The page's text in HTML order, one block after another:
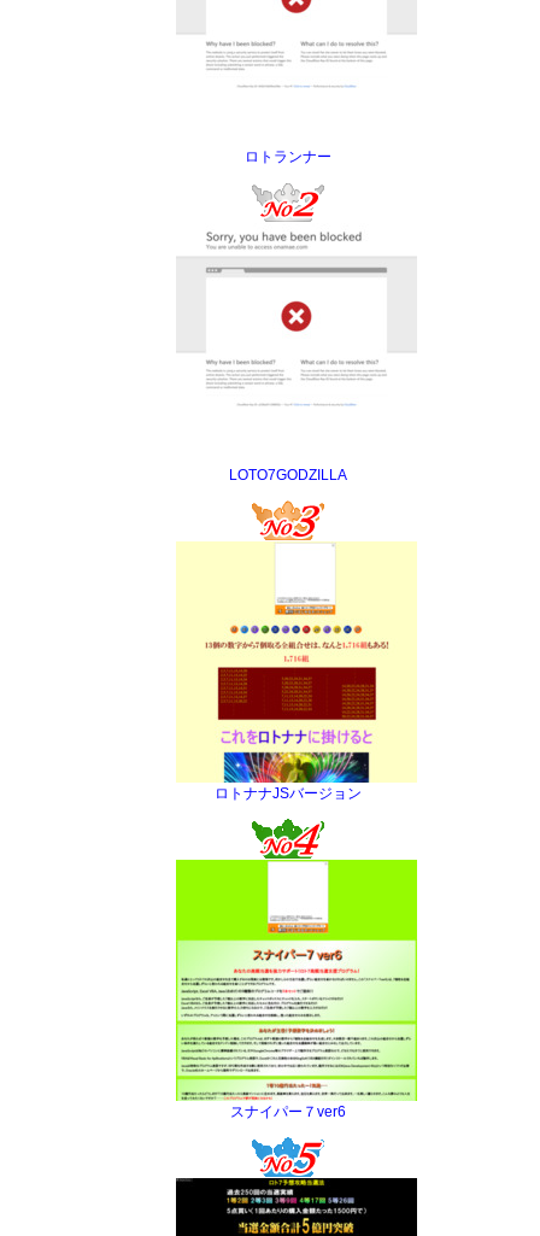
ロトランナー
LOTO7GODZILLA
ロトナナJSバージョン
スナイパー７ver6